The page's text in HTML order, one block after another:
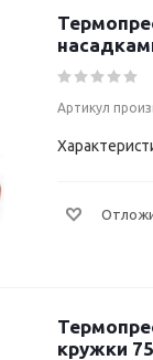
Артикул
кружки